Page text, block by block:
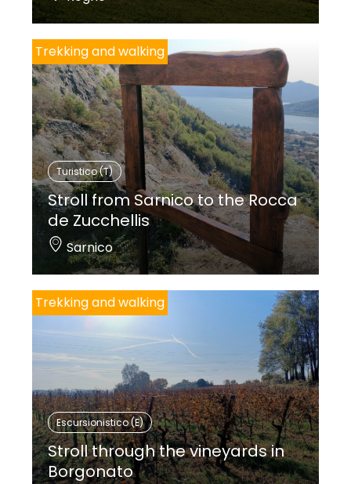
Trekking and walking
Turistico (T)
Stroll from Sarnico to the Rocca
de Zucchellis
Sarnico
Trekking and walking
Escursionistico (E)
Stroll through the vineyards in
Borgonato